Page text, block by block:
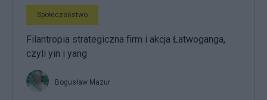
Społeczeństwo
Filantropia strategiczna firm i akcja Łatwoganga,
czyli yin i yang
Bogusław Mazur